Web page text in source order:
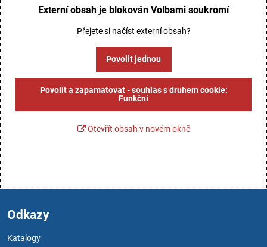
Externí obsah je blokován Volbami soukromí
Přejete si načíst externí obsah?
Povolit jednou
Povolit a zapamatovat - souhlas s druhem cookie:
Funkční
Otevřít obsah v novém okně
Odkazy
Katalogy